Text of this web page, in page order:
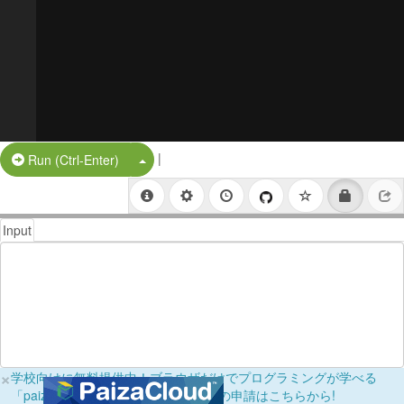
Run (Ctrl-Enter) Split Button!
|
Input
×学校向けに無料提供中！ブラウザだけでプログラミングが学べる
「paizaラーニング学校フリーパス」の申請はこちらから!